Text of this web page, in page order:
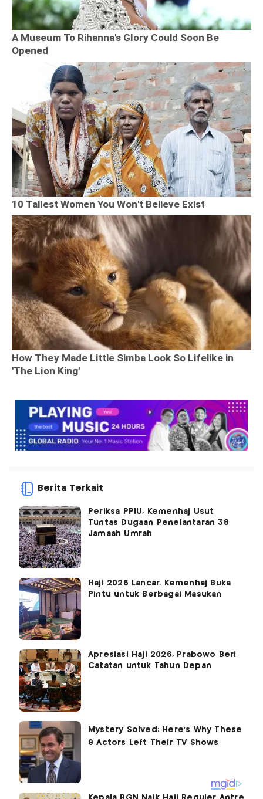
Berita Terkait
Periksa PPIU, Kemenhaj Usut
Tuntas Dugaan Penelantaran 38
Jamaah Umrah
Haji 2026 Lancar, Kemenhaj Buka
Pintu untuk Berbagai Masukan
Apresiasi Haji 2026, Prabowo Beri
Catatan untuk Tahun Depan